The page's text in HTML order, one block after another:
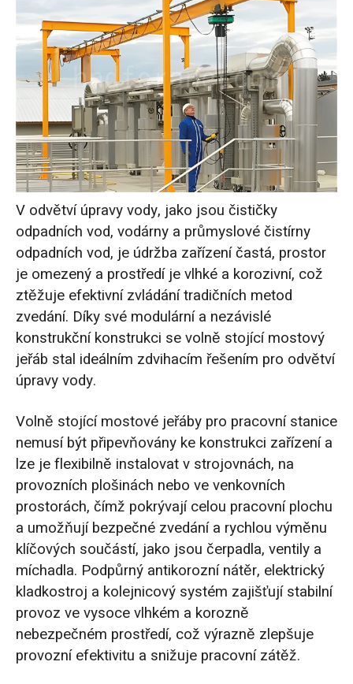
V odvětví úpravy vody, jako jsou čističky
odpadních vod, vodárny a průmyslové čistírny
odpadních vod, je údržba zařízení častá, prostor
je omezený a prostředí je vlhké a korozivní, což
ztěžuje efektivní zvládání tradičních metod
zvedání. Díky své modulární a nezávislé
konstrukční konstrukci se volně stojící mostový
jeřáb stal ideálním zdvihacím řešením pro odvětví
úpravy vody.
Volně stojící mostové jeřáby pro pracovní stanice
nemusí být připevňovány ke konstrukci zařízení a
lze je flexibilně instalovat v strojovnách, na
provozních plošinách nebo ve venkovních
prostorách, čímž pokrývají celou pracovní plochu
a umožňují bezpečné zvedání a rychlou výměnu
klíčových součástí, jako jsou čerpadla, ventily a
míchadla. Podpůrný antikorozní nátěr, elektrický
kladkostroj a kolejnicový systém zajišťují stabilní
provoz ve vysoce vlhkém a korozně
nebezpečném prostředí, což výrazně zlepšuje
provozní efektivitu a snižuje pracovní zátěž.